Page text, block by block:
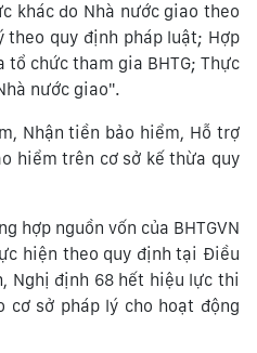
khác do Nhà nước giao theo
theo quy định pháp luật; Hợp
tổ chức tham gia BHTG; Thực
nước giao".
Nhận tiền bảo hiểm, Hỗ trợ
hiểm trên cơ sở kế thừa quy
hợp nguồn vốn của BHTGVN
hiện theo quy định tại Điều
Nghị định 68 hết hiệu lực thi
sở pháp lý cho hoạt động